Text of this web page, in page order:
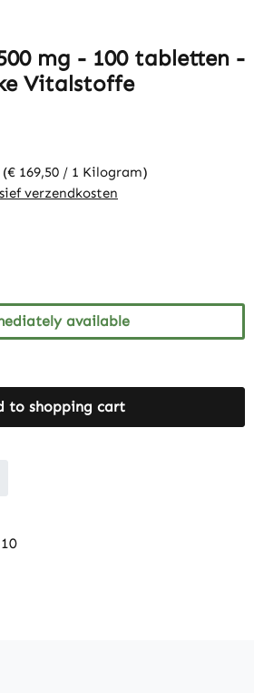
mg - 100 tabletten -
Vitalstoffe
(€ 169,50 / 1 Kilogram)
verzendkosten
of 5 stars
available
to shopping cart